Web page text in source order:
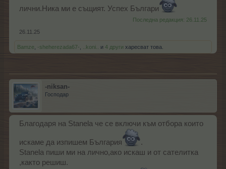
лични.Ника ми е същият. Успех Българи
Последна редакция: 26.11.25
26.11.25
Bamze -sheherezada67- ..koni.. и 4 други харесват това.
-niksan-
Господар
Благодаря на Stanela че се включи към отбора които
искаме да изпишем България
.
Stanela пиши ми на лично,ако искаш и от сателитка
,както решиш.